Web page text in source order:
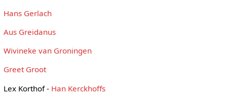
Hans Gerlach
Aus Greidanus
Wivineke van Groningen
Greet Groot
Lex Korthof - Han Kerckhoffs